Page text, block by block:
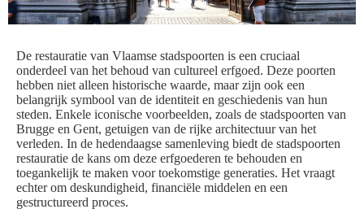
De restauratie van Vlaamse stadspoorten is een cruciaal
onderdeel van het behoud van cultureel erfgoed. Deze poorten
hebben niet alleen historische waarde, maar zijn ook een
belangrijk symbool van de identiteit en geschiedenis van hun
steden. Enkele iconische voorbeelden, zoals de stadspoorten van
Brugge en Gent, getuigen van de rijke architectuur van het
verleden. In de hedendaagse samenleving biedt de stadspoorten
restauratie de kans om deze erfgoederen te behouden en
toegankelijk te maken voor toekomstige generaties. Het vraagt
echter om deskundigheid, financiële middelen en een
gestructureerd proces.